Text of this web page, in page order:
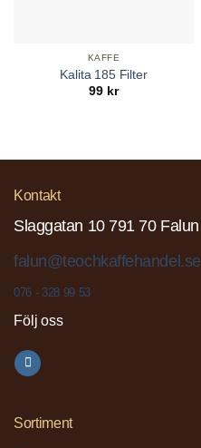
KAFFE
Kalita 185 Filter
99 kr
Kontakt
Slaggatan 10 791 70 Falun
falun@teochkaffehandel.se
076 - 328 99 53
Följ oss
Sortiment